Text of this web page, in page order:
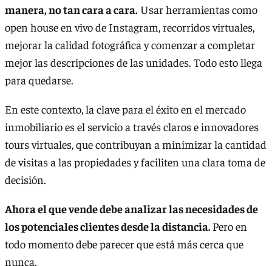
manera, no tan cara a cara.Usar herramientas como
open house en vivo de Instagram, recorridos virtuales,
mejorar la calidad fotográfica y comenzar a completar
mejor las descripciones de las unidades. Todo esto llega
para quedarse.
En este contexto, la clave para el éxito en el mercado
inmobiliario es el servicio a través claros e innovadores
tours virtuales, que contribuyan a minimizar la cantidad
de visitas a las propiedades y faciliten una clara toma de
decisión.
Ahora el que vende debe analizar las necesidades de
los potenciales clientes desde la distancia. Pero en
todo momento debe parecer que está más cerca que
nunca.